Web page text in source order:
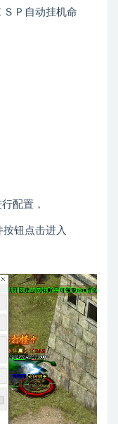
ＳＰ自动挂机命
配置，
钮点击进入